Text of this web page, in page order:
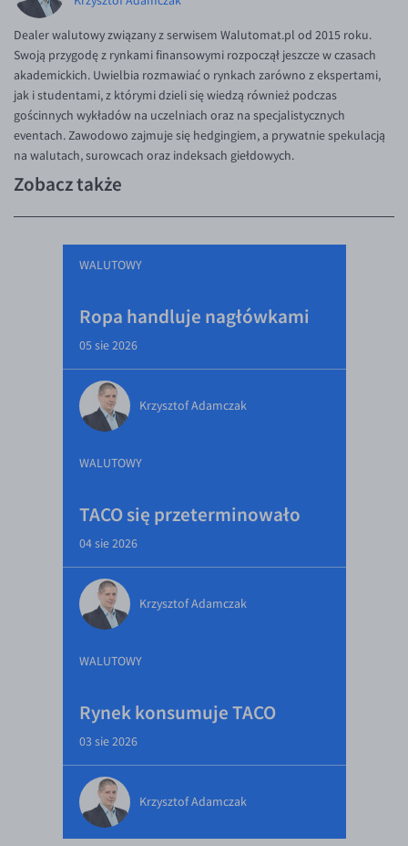
Dealer walutowy związany z serwisem Walutomat.pl od 2015 roku.
Swoją przygodę z rynkami finansowymi rozpoczął jeszcze w czasach
akademickich. Uwielbia rozmawiać o rynkach zarówno z ekspertami,
jak i studentami, z którymi dzieli się wiedzą również podczas
gościnnych wykładów na uczelniach oraz na specjalistycznych
eventach. Zawodowo zajmuje się hedgingiem, a prywatnie spekulacją
na walutach, surowcach oraz indeksach giełdowych.
Zobacz także
WALUTOWY
Ropa handluje nagłówkami
05 sie 2026
Krzysztof Adamczak
WALUTOWY
TACO się przeterminowało
04 sie 2026
Krzysztof Adamczak
WALUTOWY
Rynek konsumuje TACO
03 sie 2026
Krzysztof Adamczak